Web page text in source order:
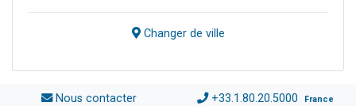
Changer de ville
Nous contacter +33.1.80.20.5000 France